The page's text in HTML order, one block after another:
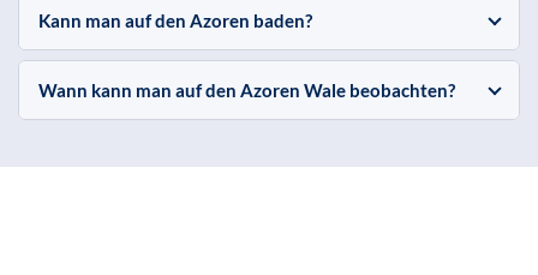
Kann man auf den Azoren baden?
Wann kann man auf den Azoren Wale beobachten?